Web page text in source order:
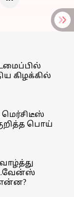
கிழக்கில்
குறித்த பொய்